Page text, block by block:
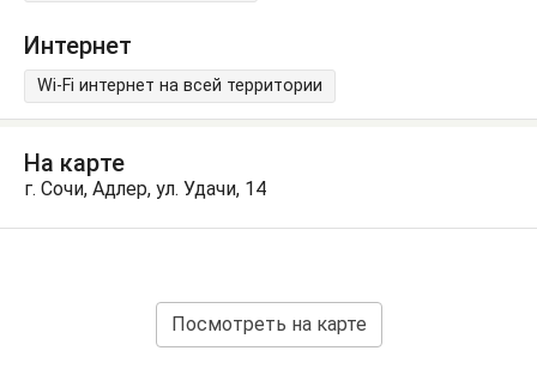
Интернет
Wi-Fi интернет на всей территории
На карте
г. Сочи, Адлер, ул. Удачи, 14
Посмотреть на карте